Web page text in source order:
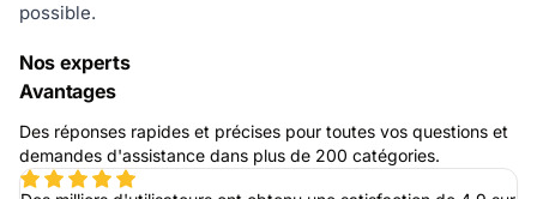
possible.
Nos experts
Avantages
Des réponses rapides et précises pour toutes vos questions et
demandes d'assistance dans plus de 200 catégories.